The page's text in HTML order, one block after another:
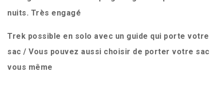
nuits. Très engagé
Trek possible en solo avec un guide qui porte votre
sac / Vous pouvez aussi choisir de porter votre sac
vous même